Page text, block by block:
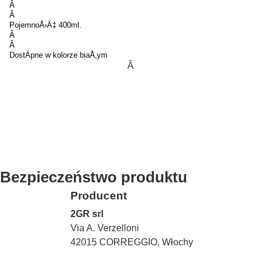
Â
Â
PojemnoÅ›Ä‡ 400ml.
Â
Â
DostÄpne w kolorze biaÅ‚ym
Â
Bezpieczeństwo produktu
Producent
2GR srl
Via A. Verzelloni
42015 CORREGGIO, Włochy